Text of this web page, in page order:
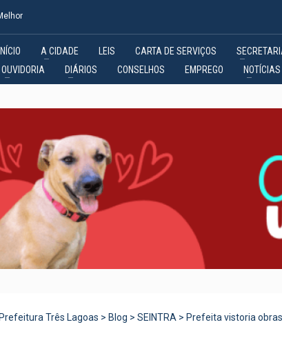
A CIDADE LEIS CARTA DE SERVIÇOS
OUVIDORIA
DIÁRIOS CONSELHOS EMPREGO NOTÍCIAS
Prefeitura Três Lagoas > Blog > SEINTRA > Prefeita vistoria